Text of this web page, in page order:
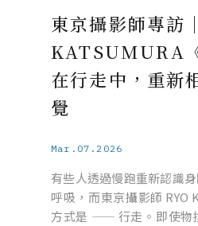
東京攝影師專訪
KATSUMURA
在行走中，重新
覺
Mar.07.2026
有些人透過慢跑重新認識
呼吸，而東京攝影師 RYO
方式是 —— 行走。即使物